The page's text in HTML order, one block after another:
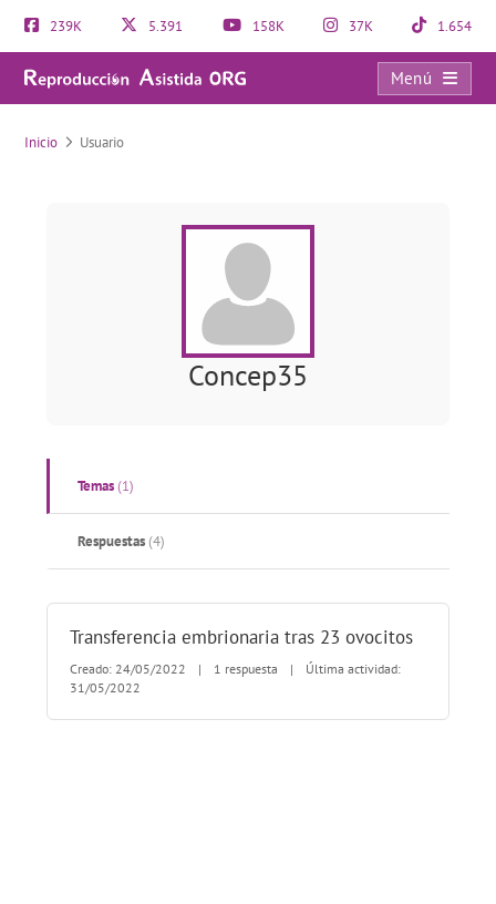
239K 5.391 158K 37K 1.654
Menú
Usuario
Inicio Usuario
Concep35
Temas(1)
Respuestas (4)
Transferencia embrionaria tras 23 ovocitos
Creado: 24/05/2022 | 1 respuesta |
Última actividad:
31/05/2022